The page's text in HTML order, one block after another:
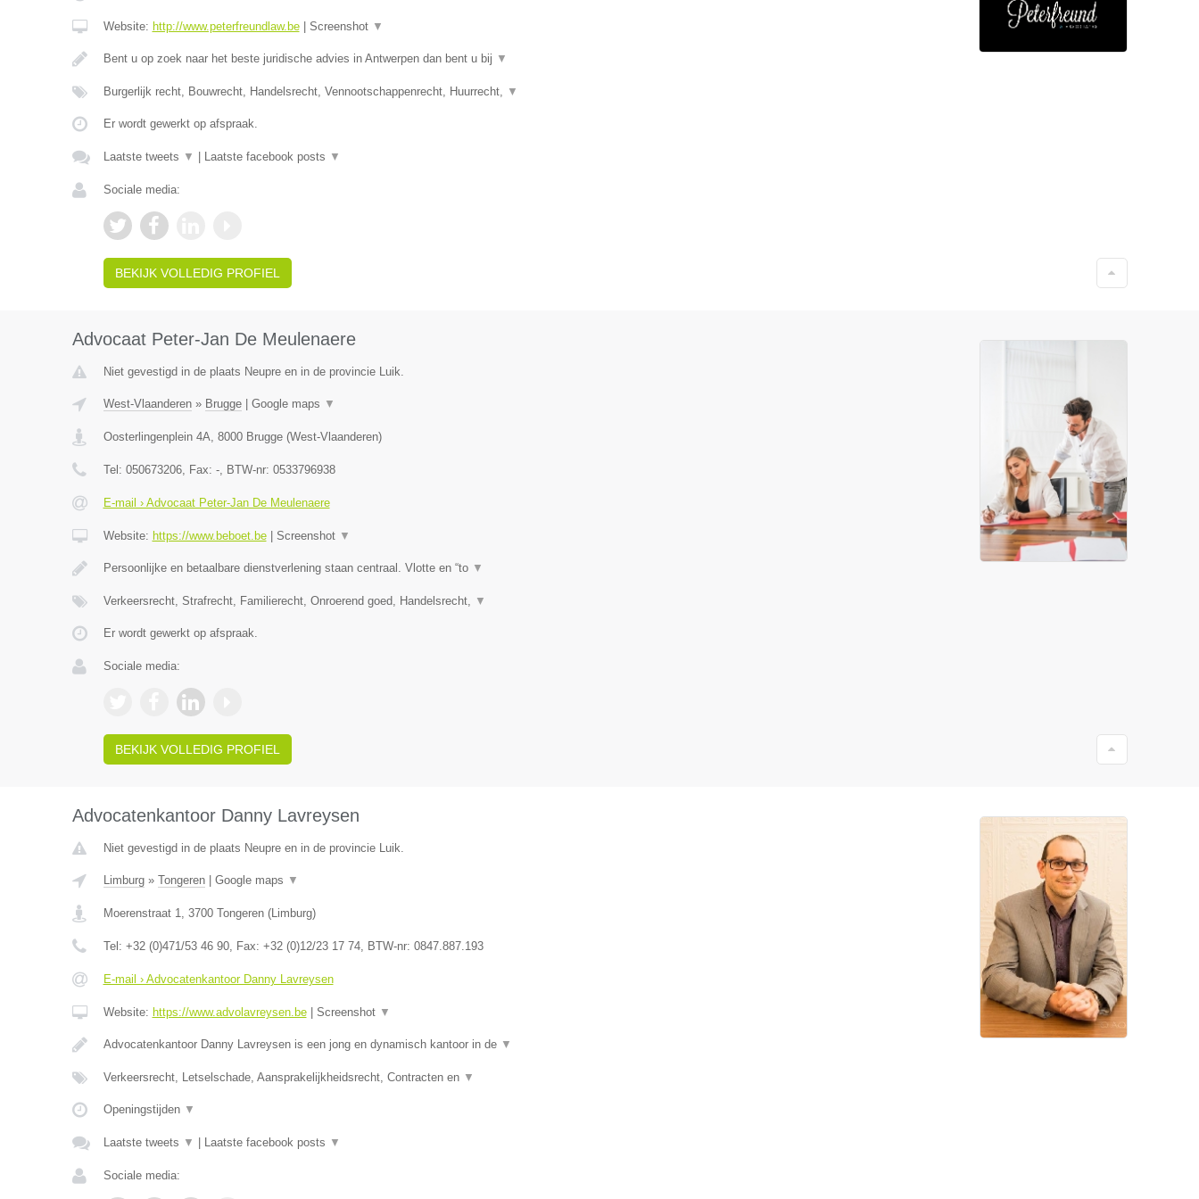
Website: http://www.peterfreundlaw.be| Screenshot ▼
Bent u op zoek naar het beste juridische advies in Antwerpen dan bent u bij ▼
Burgerlijk recht, Bouwrecht, Handelsrecht, Vennootschappenrecht, Huurrecht, ▼
Er wordt gewerkt op afspraak.
Laatste tweets ▼ Laatste facebook posts ▼
Sociale media:
BEKIJK VOLLEDIG PROFIEL
Advocaat Peter-Jan De Meulenaere
Niet gevestigd in de plaats Neupre en in de provincie Luik.
West-Vlaanderen» Brugge| Google maps ▼
Oosterlingenplein 4A, 8000 Brugge(West-Vlaanderen)
Tel: 050673206, Fax: -, BTW-nr: 0533796938
E-mail › Advocaat Peter-Jan De Meulenaere
Website: https://www.beboet.be| Screenshot ▼
Persoonlijke en betaalbare dienstverlening staan centraal. Vlotte en “to ▼
Verkeersrecht, Strafrecht, Familierecht, Onroerend goed, Handelsrecht, ▼
Er wordt gewerkt op afspraak.
Sociale media:
BEKIJK VOLLEDIG PROFIEL
Advocatenkantoor Danny Lavreysen
Niet gevestigd in de plaats Neupre en in de provincie Luik.
Limburg» Tongeren| Google maps ▼
Moerenstraat 1, 3700 Tongeren(Limburg)
Tel: +32 (0)471/53 46 90, Fax: +32 (0)12/23 17 74, BTW-nr: 0847.887.193
E-mail › Advocatenkantoor Danny Lavreysen
Website: https://www.advolavreysen.be| Screenshot ▼
Advocatenkantoor Danny Lavreysen is een jong en dynamisch kantoor in de ▼
Verkeersrecht, Letselschade, Aansprakelijkheidsrecht, Contracten en ▼
Openingstijden ▼
Laatste tweets ▼ Laatste facebook posts ▼
Sociale media: